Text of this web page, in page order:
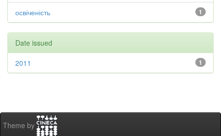
1
освіченість
Date issued
1
2011
Theme by